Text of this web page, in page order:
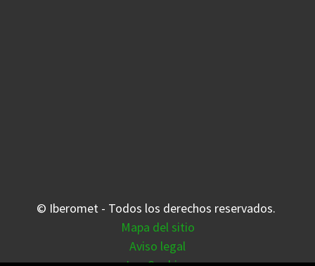
© Iberomet - Todos los derechos reservados.
Mapa del sitio
Aviso legal